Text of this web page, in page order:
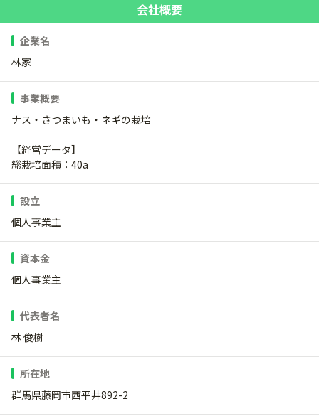
会社概要
企業名
林家
事業概要
ナス・さつまいも・ネギの栽培
【経営データ】
総栽培面積：40a
設立
個人事業主
資本金
個人事業主
代表者名
林 俊樹
所在地
群馬県藤岡市西平井892-2